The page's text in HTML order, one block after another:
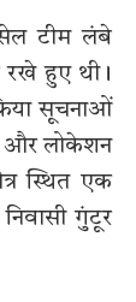
टीम लंबे
रखे हुए थी।
सूचनाओं
और लोकेशन
स्थित एक
गुंटूर